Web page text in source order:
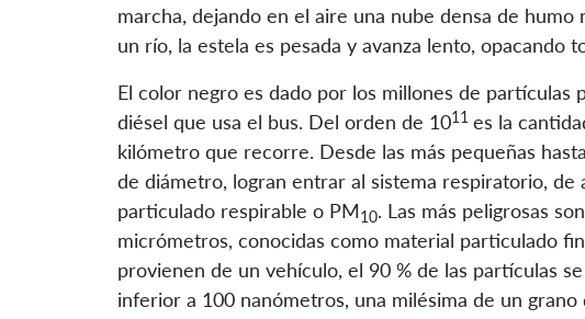
marcha, dejando en el aire una nube densa de
un río, la estela es pesada y avanza lento, opacando
El color negro es dado por los millones de partículas
diésel que usa el bus. Del orden de 1011 es la
kilómetro que recorre. Desde las más pequeñas
de diámetro, logran entrar al sistema respiratorio, de
particulado respirable o PM10. Las más peligrosas
micrómetros, conocidas como material particulado
provienen de un vehículo, el 90 % de las partículas
inferior a 100 nanómetros, una milésima de un grano